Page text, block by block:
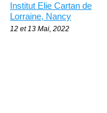
Institut Elie Cartan de
Lorraine, Nancy
12 et 13 Mai, 2022